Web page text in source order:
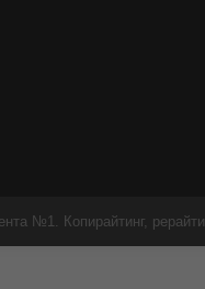
№1. Копирайтинг,